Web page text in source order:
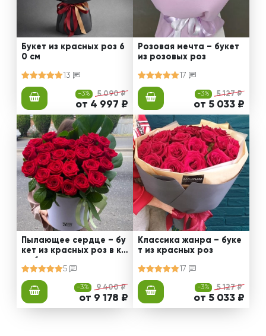
Букет из красных роз 6
0 см
13
-3% 5 090 ₽
от 4 997 ₽
Розовая мечта – букет
из розовых роз
17
-3% 5 127 ₽
от 5 033 ₽
Пылающее сердце – бу
кет из красных роз в ко
робке
5
-3% 9 400 ₽
от 9 178 ₽
Классика жанра – буке
т из красных роз
17
-3% 5 127 ₽
от 5 033 ₽